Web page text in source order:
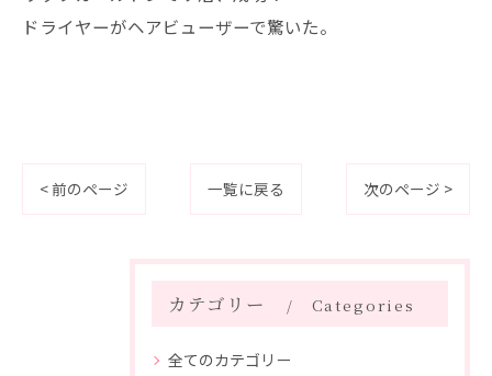
ドライヤーがヘアビューザーで驚いた。
< 前のページ 一覧に戻る 次のページ >
カテゴリー Categories
全てのカテゴリー